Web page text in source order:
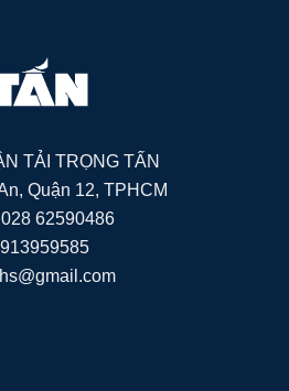
TẢI TRỌNG TẤN
Quận 12, TPHCM
62590486